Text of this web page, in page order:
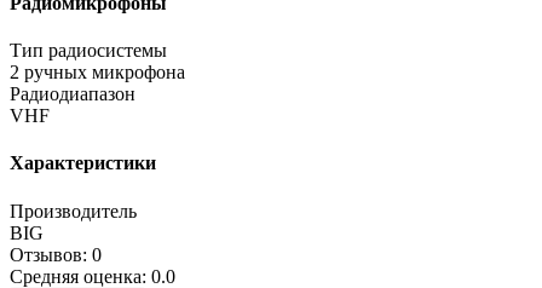
Тип радиосистемы
2 ручных микрофона
Радиодиапазон
VHF
Характеристики
Производитель
BIG
Отзывов: 0
Средняя оценка: 0.0